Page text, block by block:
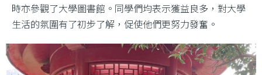
時亦參觀了大學圖書館。同學們均表示獲益良多，對大學
生活的氛圍有了初步了解，促使他們更努力發奮。